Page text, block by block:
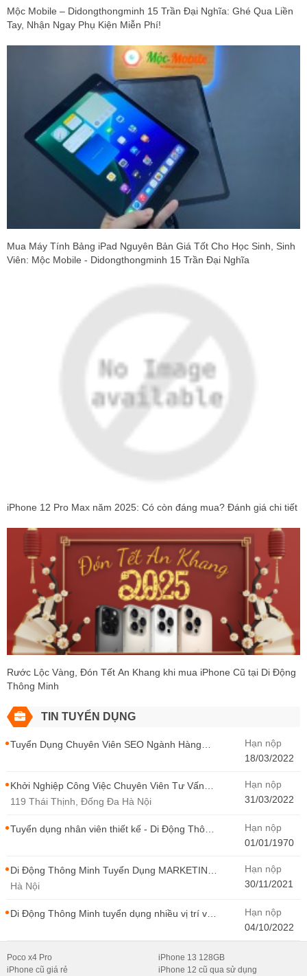
Mộc Mobile – Didongthongminh 15 Trần Đại Nghĩa: Ghé Qua Liền
Tay, Nhận Ngay Phụ Kiện Miễn Phí!
Mua Máy Tính Bảng iPad Nguyên Bản Giá Tốt Cho Học Sinh, Sinh
Viên: Mộc Mobile - Didongthongminh 15 Trần Đại Nghĩa
iPhone 12 Pro Max năm 2025: Có còn đáng mua? Đánh giá chi tiết
Rước Lộc Vàng, Đón Tết An Khang khi mua iPhone Cũ tại Di Động
Thông Minh
TIN TUYỂN DỤNG
Tuyển Dụng Chuyên Viên SEO Ngành Hàng
Hạn nộp
18/03/2022
Khởi Nghiệp Công Việc Chuyên Viên Tư Vấn
Bán Hàng Di Động Thông Minh
119 Thái Thịnh, Đống Đa Hà Nội
Hạn nộp
31/03/2022
Tuyển dụng nhân viên thiết kế - Di Động Thông
Hạn nộp
01/01/1970
Di Động Thông Minh Tuyển Dụng MARKETING
- CONTENT WIRITER
Hà Nội
Hạn nộp
30/11/2021
Di Động Thông Minh tuyển dụng nhiều vị trí với
Thông Minh
Hạn nộp
04/10/2022
Poco x4 Pro
iPhone cũ giá rẻ
iPhone 13 128GB
iPhone 12 cũ qua sử dụng